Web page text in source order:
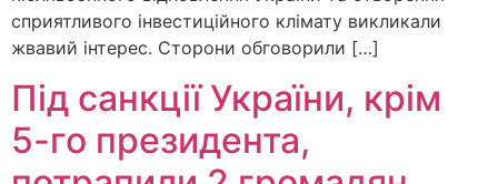
сприятливого інвестиційного клімату викликали
жвавий інтерес. Сторони обговорили […]
Під санкції України, крім
5-го президента,